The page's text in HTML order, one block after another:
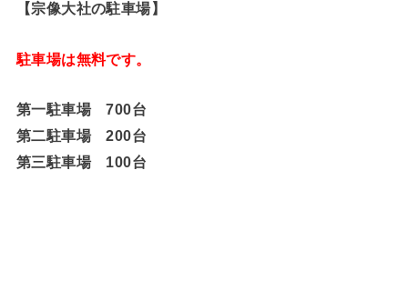
【宗像大社の駐車場】
駐車場は無料です。
第一駐車場 700台
第二駐車場 200台
第三駐車場 100台